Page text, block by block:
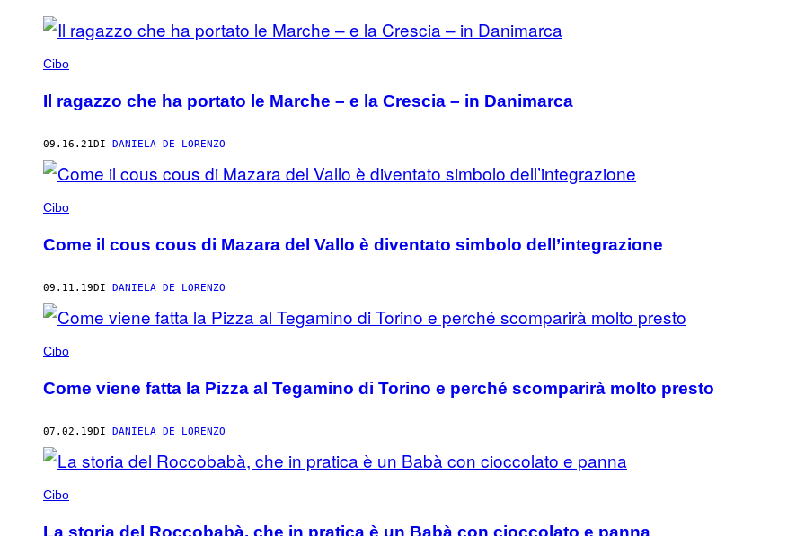
POSTS
BY
THIS
Cibo
Il ragazzo che ha portato le Marche – e la Crescia – in Danimarca
09.16.21DI DANIELA DE LORENZO
Cibo
Come il cous cous di Mazara del Vallo è diventato simbolo dell’integrazione
09.11.19DI DANIELA DE LORENZO
Cibo
Come viene fatta la Pizza al Tegamino di Torino e perché scomparirà molto presto
07.02.19DI DANIELA DE LORENZO
Cibo